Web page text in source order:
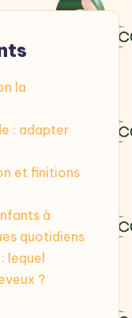
la
: adapter
et finitions
à
quotidiens
lequel
?